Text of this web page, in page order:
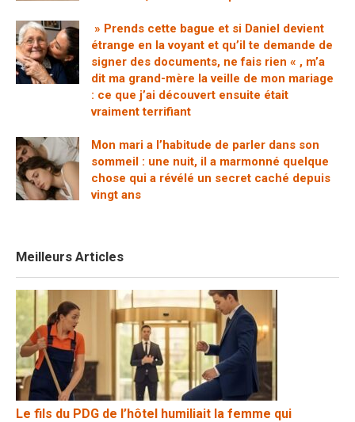
» Prends cette bague et si Daniel devient
étrange en la voyant et qu’il te demande de
signer des documents, ne fais rien « , m’a
dit ma grand-mère la veille de mon mariage
: ce que j’ai découvert ensuite était
vraiment terrifiant
Mon mari a l’habitude de parler dans son
sommeil : une nuit, il a marmonné quelque
chose qui a révélé un secret caché depuis
vingt ans
Meilleurs Articles
Le fils du PDG de l’hôtel humiliait la femme qui